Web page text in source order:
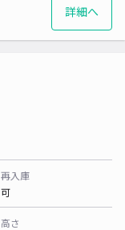
詳細へ
再入庫
可
高さ